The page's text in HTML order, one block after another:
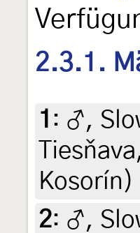
2.3.1.
1 : ♂,
Kosorín)
2: ♂,